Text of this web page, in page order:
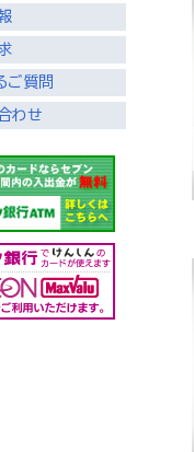
ご質問
わせ